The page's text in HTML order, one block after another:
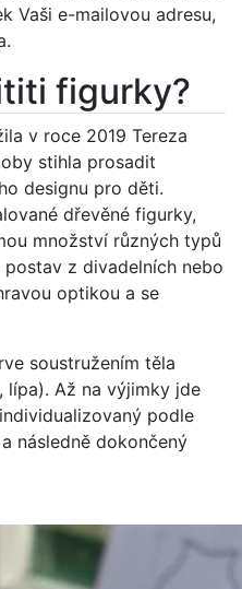
Vaši e-mailovou adresu,
figurky?
v roce 2019 Tereza
stihla prosadit
designu pro děti.
dřevěné figurky,
množství různých typů
z divadelních nebo
optikou a se
soustružením těla
lípa). Až na výjimky jde
podle
následně dokončený